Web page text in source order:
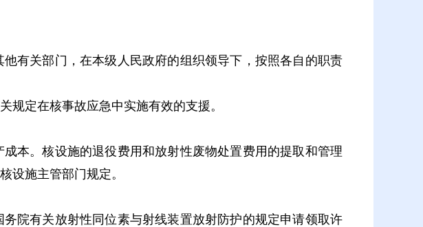
有关部门，在本级人民政府的组织领导下，按照各自的职责
定在核事故应急中实施有效的支援。
本。核设施的退役费用和放射性废物处置费用的提取和管理
设施主管部门规定。
院有关放射性同位素与射线装置放射防护的规定申请领取许